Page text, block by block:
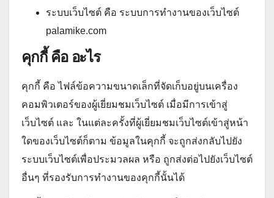
ระบบเว็บไซต์ คือ ระบบการทำงานของเว็บไซต์
palamike.com
คุกกี้ คือ อะไร
คุกกี้ คือ ไฟล์ข้อความขนาดเล็กที่จัดเก็บอยู่บนเครื่อง
คอมพิวเตอร์ของผู้เยี่ยมชมเว็บไซต์ เมื่อมีการเข้าสู่
เว็บไซต์ และ ในแต่ละครั้งที่ผู้เยี่ยมชมเว็บไซต์เข้าสู่หน้า
ใดของเว็บไซต์ก็ตาม ข้อมูลในคุกกี้ จะถูกส่งกลับไปยัง
ระบบเว็บไซต์เพื่อประมวลผล หรือ ถูกส่งต่อไปยังเว็บไซต์
อื่นๆ ที่รองรับการทำงานของคุกกี้นั้นได้